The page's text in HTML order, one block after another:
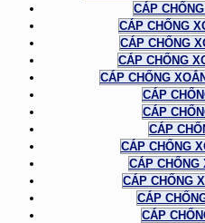
CÁP
CÁP CHỐNG
CÁP CHỐNG
CÁP CHỐNG
CÁP CHỐNG
CÁP
CÁP
CÁP
CÁP CHỐNG
CÁP CHỐNG
CÁP CHỐNG
CÁP
CÁP